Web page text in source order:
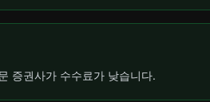
증권사가 수수료가 낮습니다.